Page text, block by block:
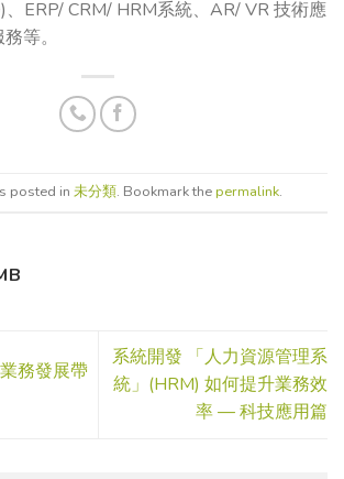
、ERP/ CRM/ HRM系統、AR/ VR 技術應
等。
posted in 未分類. Bookmark thepermalink.
務發展帶
系統開發 「人力資源管理系
統」(HRM) 如何提升業務效
率 — 科技應用篇